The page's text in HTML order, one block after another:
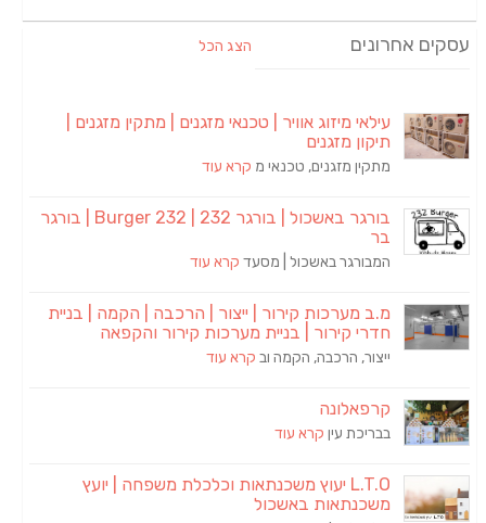
עסקים אחרונים הצג הכל
עילאי מיזוג אוויר | טכנאי מזגנים | מתקין מזגנים |
תיקון מזגנים
מתקין מזגנים, טכנאי מ קרא עוד
בורגר באשכול | בורגר 232 | Burger 232 | בורגר
בר
המבורגר באשכול | מסעד קרא עוד
מ.ב מערכות קירור | ייצור | הרכבה | הקמה | בניית
חדרי קירור | בניית מערכות קירור והקפאה
ייצור, הרכבה, הקמה וב קרא עוד
קרפאלונה
בבריכת עין קרא עוד
L.T.O יעוץ משכנתאות וכלכלת משפחה | יועץ
משכנתאות באשכול